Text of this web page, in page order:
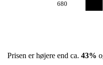
680
Prisen er højere end ca. 43%